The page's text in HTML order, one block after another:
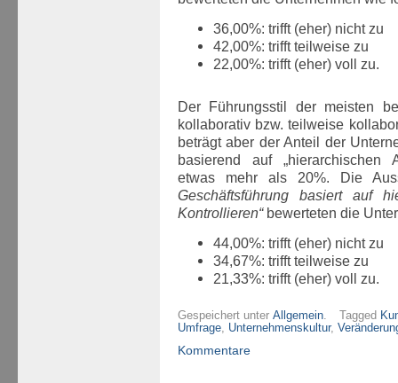
36,00%: trifft (eher) nicht zu
42,00%: trifft teilweise zu
22,00%: trifft (eher) voll zu.
Der Führungsstil der meisten
kollaborativ bzw. teilweise
beträgt aber der Anteil der
basierend auf „hierarchischen
etwas mehr als 20%. Die
Geschäftsführung basiert auf
Kontrollieren“bewerteten die
44,00%: trifft (eher) nicht zu
34,67%: trifft teilweise zu
21,33%: trifft (eher) voll zu.
Gespeichert unter Allgemein. Tagged
Umfrage, Unternehmenskultur,
Kommentare